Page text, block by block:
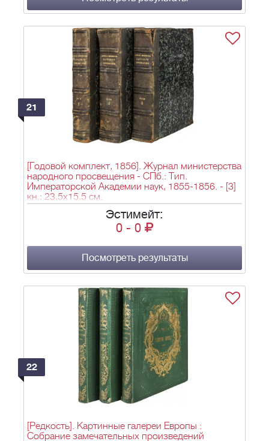
21
[Годовой комплект, 1856]. Журнал министерства
народного просвещения - СПб.: Тип.
Императорской Академии наук, 1855-1856. - [3]
кн.; 23,5х15,5 см.
Эстимейт:
0 - 0
Посмотреть результаты
22
[Редкость]. Картинные галереи Европы :
Собрание замечательных произведений